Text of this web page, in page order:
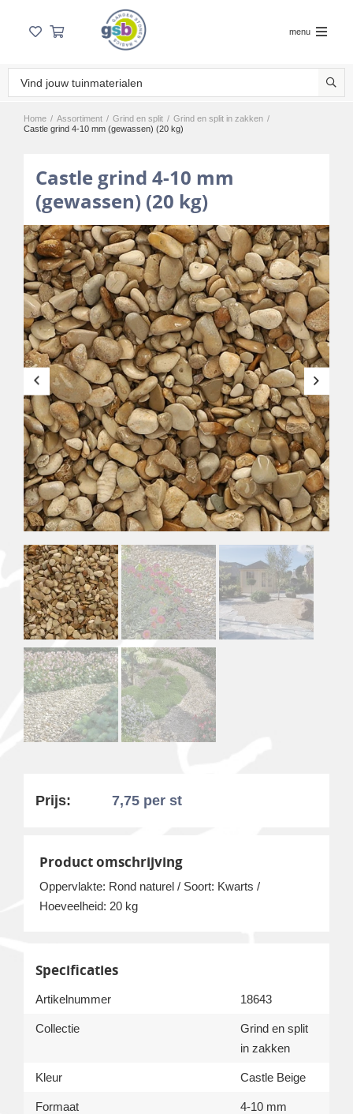
menu
Home / Assortiment / Grind en split / Grind en split in zakken /
Castle grind 4-10 mm (gewassen) (20 kg)
Castle grind 4-10 mm
(gewassen) (20 kg)
Prijs: 7,75 per st
Product omschrijving
Oppervlakte: Rond naturel / Soort: Kwarts /
Hoeveelheid: 20 kg
Specificaties
Artikelnummer 18643
Collectie
Grind en split
in zakken
Kleur Castle Beige
Formaat 4-10 mm